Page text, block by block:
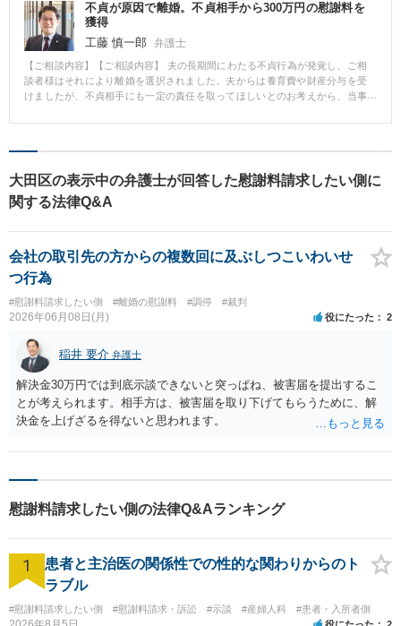
不貞が原因で離婚。不貞相手から300万円の慰謝料を
獲得
工藤 慎一郎
弁護士
【ご相談内容】【ご相談内容】 夫の長期間にわたる不貞行為が発覚し、ご相
談者様はそれにより離婚を選択されました。夫からは養育費や財産分与を受
けましたが、不貞相手にも一定の責任を取ってほしいとのお考えから、当事
を調べ、慰謝料の支払いを求める内容証明郵便を発送しました。発送の翌日
大田区の表示中の弁護士が回答した慰謝料請求したい側に
関する法律Q&A
会社の取引先の方からの複数回に及ぶしつこいわいせ
つ行為
#慰謝料請求したい側 #離婚の慰謝料 #調停 #裁判
2026年06月08日(月) 役にたった 2
稲井 要介 弁護士
解決金30万円では到底示談できないと突っぱね、被害届を提出するこ
とが考えられます。相手方は、被害届を取り下げてもらうために、解
決金を上げざるを得ないと思われます。
慰謝料請求したい側の法律Q&Aランキング
1
患者と主治医の関係性での性的な関わりからのト
ラブル
#慰謝料請求したい側 #慰謝料請求・訴訟 #示談 #産婦人科 #患者・入所者側